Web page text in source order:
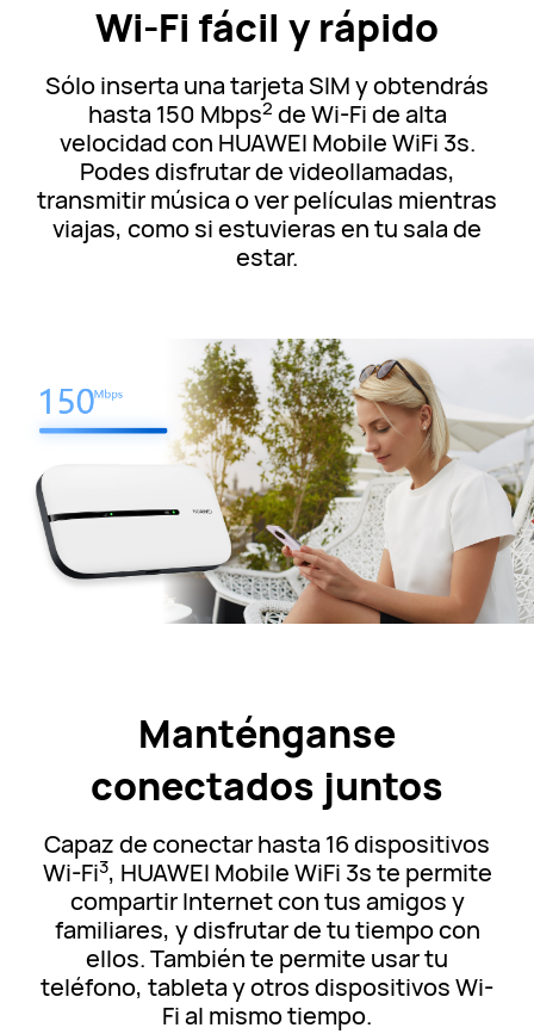
Wi-Fi fácil y rápido
Sólo inserta una tarjeta SIM y obtendrás
hasta 150 Mbps2 de Wi-Fi de alta
velocidad con HUAWEI Mobile WiFi 3s.
Podes disfrutar de videollamadas,
transmitir música o ver películas mientras
viajas, como si estuvieras en tu sala de
estar.
Manténganse
conectados juntos
Capaz de conectar hasta 16 dispositivos
Wi-Fi3, HUAWEI Mobile WiFi 3s te permite
compartir Internet con tus amigos y
familiares, y disfrutar de tu tiempo con
ellos. También te permite usar tu
teléfono, tableta y otros dispositivos Wi-
Fi al mismo tiempo.